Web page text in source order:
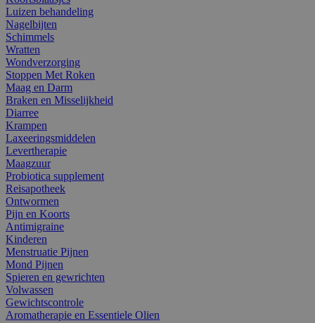
Luizen behandeling
Nagelbijten
Schimmels
Wratten
Wondverzorging
Stoppen Met Roken
Maag en Darm
Braken en Misselijkheid
Diarree
Krampen
Laxeeringsmiddelen
Levertherapie
Maagzuur
Probiotica supplement
Reisapotheek
Ontwormen
Pijn en Koorts
Antimigraine
Kinderen
Menstruatie Pijnen
Mond Pijnen
Spieren en gewrichten
Volwassen
Gewichtscontrole
Aromatherapie en Essentiele Olien